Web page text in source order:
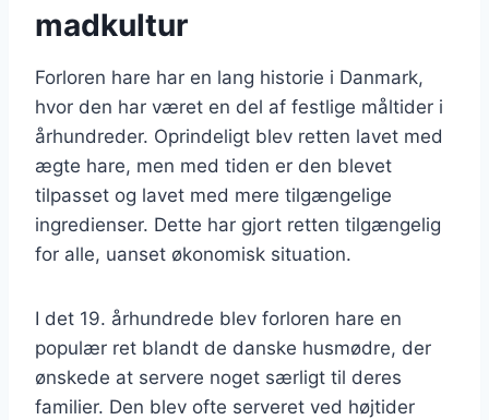
madkultur
Forloren hare har en lang historie i Danmark,
hvor den har været en del af festlige måltider i
århundreder. Oprindeligt blev retten lavet med
ægte hare, men med tiden er den blevet
tilpasset og lavet med mere tilgængelige
ingredienser. Dette har gjort retten tilgængelig
for alle, uanset økonomisk situation.
I det 19. århundrede blev forloren hare en
populær ret blandt de danske husmødre, der
ønskede at servere noget særligt til deres
familier. Den blev ofte serveret ved højtider